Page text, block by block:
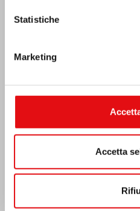
Statistiche
Marketing
Accetta
“Lumen Carmeli”